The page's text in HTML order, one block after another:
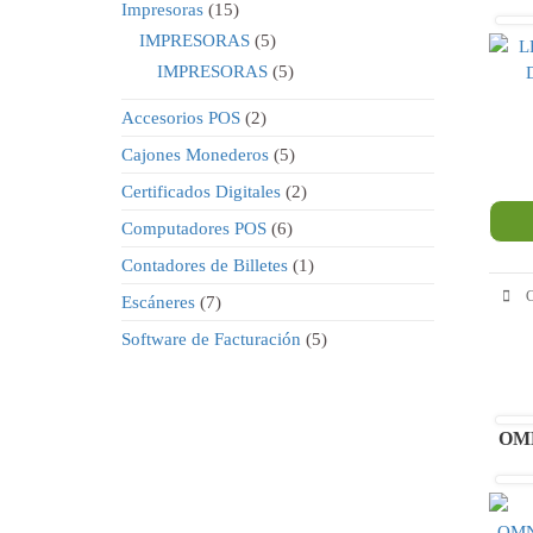
Impresoras 1515
productos
IMPRESORAS 55
productos
IMPRESORAS 55
Accesorios POS
22
Cajones Monederos 55
Certificados Digitales 22
Computadores POS 66
Contadores de Billetes 11
Escáneres 77
Software de Facturación 55